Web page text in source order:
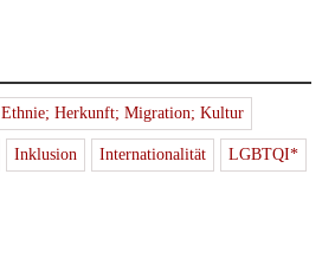
Ethnie; Herkunft; Migration; Kultur
Inklusion Internationalität LGBTQI*